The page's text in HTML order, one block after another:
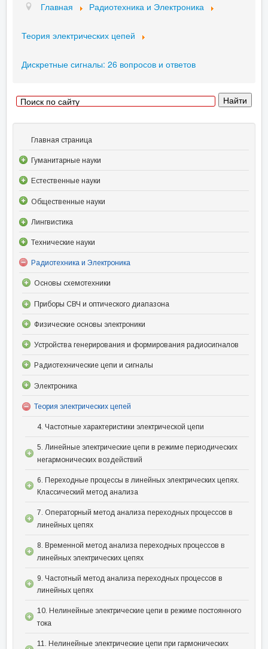
Главная Радиотехника и Электроника
Теория электрических цепей
Дискретные сигналы: 26 вопросов и ответов
Главная страница
Гуманитарные науки
Естественные науки
Общественные науки
Лингвистика
Технические науки
Радиотехника и Электроника
Основы схемотехники
Приборы СВЧ и оптического диапазона
Физические основы электроники
Устройства генерирования и формирования радиосигналов
Радиотехнические цепи и сигналы
Электроника
Теория электрических цепей
4. Частотные характеристики электрической цепи
5. Линейные электрические цепи в режиме периодических
негармонических воздействий
6. Переходные процессы в линейных электрических цепях.
Классический метод анализа
7. Операторный метод анализа переходных процессов в
линейных цепях
8. Временной метод анализа переходных процессов в
линейных электрических цепях
9. Частотный метод анализа переходных процессов в
линейных цепях
10. Нелинейные электрические цепи в режиме постоянного
тока
11. Нелинейные электрические цепи при гармонических